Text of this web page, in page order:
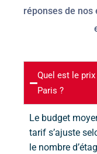
réponses de
Quel est le
Paris ?
Le budget
tarif s’ajuste
le nombre